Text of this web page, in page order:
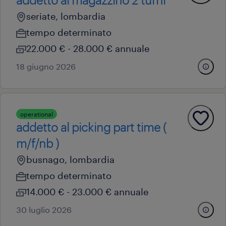
seriate, lombardia
tempo determinato
22.000 € - 28.000 € annuale
18 giugno 2026
operational
addetto al picking part time (
m/f/nb )
busnago, lombardia
tempo determinato
14.000 € - 23.000 € annuale
30 luglio 2026